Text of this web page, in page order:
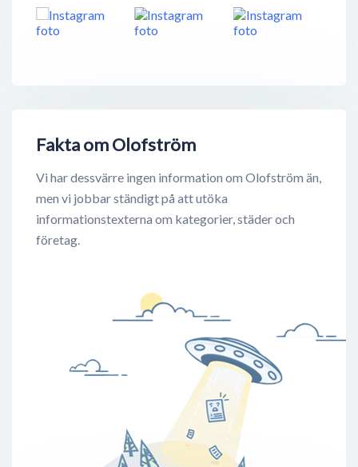
Fakta om Olofström
Vi har dessvärre ingen information om Olofström än,
men vi jobbar ständigt på att utöka
informationstexterna om kategorier, städer och
företag.